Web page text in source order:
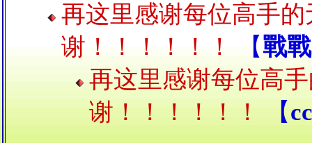
再这里感谢每位高手
谢！！！！！！
【戰
再这里感谢每位高
谢！！！！！！
【